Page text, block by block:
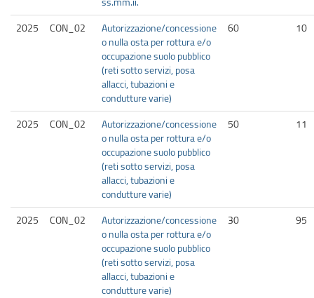
2025
CON_02
Autorizzazione/concessione
o nulla osta per rottura e/o
occupazione suolo pubblico
(reti sotto servizi, posa
allacci, tubazioni e
condutture varie)
60 10
2025 CON_02
Autorizzazione/concessione
o nulla osta per rottura e/o
occupazione suolo pubblico
(reti sotto servizi, posa
allacci, tubazioni e
condutture varie)
50 11
2025 CON_02
Autorizzazione/concessione
o nulla osta per rottura e/o
occupazione suolo pubblico
(reti sotto servizi, posa
allacci, tubazioni e
condutture varie)
30 95